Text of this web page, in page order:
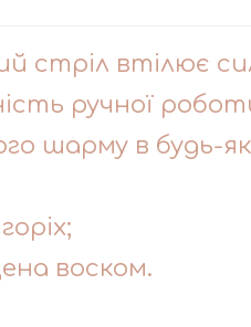
стріл втілює
ручної
шарму в будь-
воском.